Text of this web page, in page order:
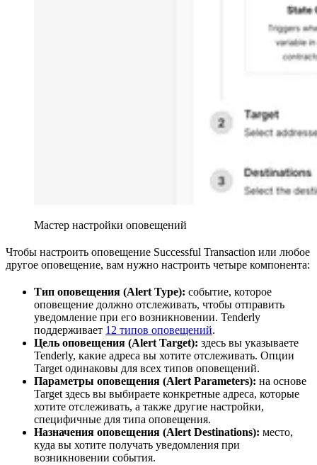
Мастер настройки оповещений
Чтобы настроить оповещение Successful Transaction или любое
другое оповещение, вам нужно настроить четыре компонента:
Тип оповещения (Alert Type): событие, которое
оповещение должно отслеживать, чтобы отправить
уведомление при его возникновении. Tenderly
поддерживает 12 типов оповещений.
Цель оповещения (Alert Target): здесь вы указываете
Tenderly, какие адреса вы хотите отслеживать. Опции
Target одинаковы для всех типов оповещений.
Параметры оповещения (Alert Parameters): на основе
Target здесь вы выбираете конкретные адреса, которые
хотите отслеживать, а также другие настройки,
специфичные для типа оповещения.
Назначения оповещения (Alert Destinations): место,
куда вы хотите получать уведомления при
возникновении события.